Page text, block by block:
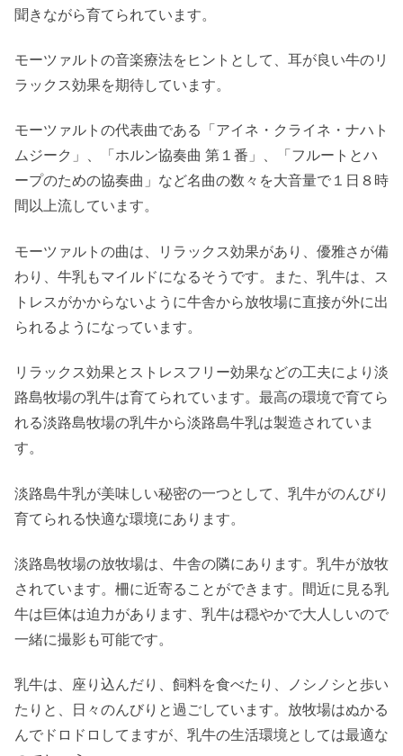
聞きながら育てられています。
モーツァルトの音楽療法をヒントとして、耳が良い牛のリ
ラックス効果を期待しています。
モーツァルトの代表曲である「アイネ・クライネ・ナハト
ムジーク」、「ホルン協奏曲 第１番」、「フルートとハ
ープのための協奏曲」など名曲の数々を大音量で１日８時
間以上流しています。
モーツァルトの曲は、リラックス効果があり、優雅さが備
わり、牛乳もマイルドになるそうです。また、乳牛は、ス
トレスがかからないように牛舎から放牧場に直接が外に出
られるようになっています。
リラックス効果とストレスフリー効果などの工夫により淡
路島牧場の乳牛は育てられています。最高の環境で育てら
れる淡路島牧場の乳牛から淡路島牛乳は製造されていま
す。
淡路島牛乳が美味しい秘密の一つとして、乳牛がのんびり
育てられる快適な環境にあります。
淡路島牧場の放牧場は、牛舎の隣にあります。乳牛が放牧
されています。柵に近寄ることができます。間近に見る乳
牛は巨体は迫力があります、乳牛は穏やかで大人しいので
一緒に撮影も可能です。
乳牛は、座り込んだり、飼料を食べたり、ノシノシと歩い
たりと、日々のんびりと過ごしています。放牧場はぬかる
んでドロドロしてますが、乳牛の生活環境としては最適な